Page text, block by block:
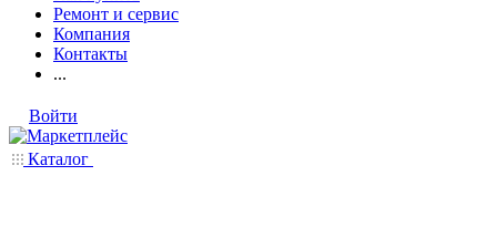
Ремонт и сервис
Компания
Контакты
...
Войти
Каталог